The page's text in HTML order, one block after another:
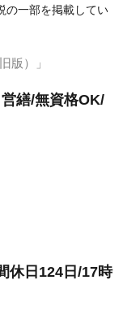
の一部を掲載してい
版）」
繕/無資格OK/
休日124日/17時